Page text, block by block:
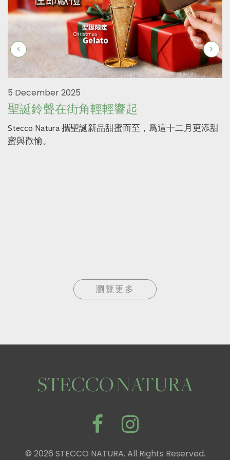
5 December 2025
聖誕鈴聲在街角輕輕響起
Stecco Natura 攜聖誕新品甜蜜而至，爲這十二月更添甜
蜜與歡愉。
瀏覽更多
STECCO NATURA
© 2026 STECCO NATURA. All Rights Reserved.